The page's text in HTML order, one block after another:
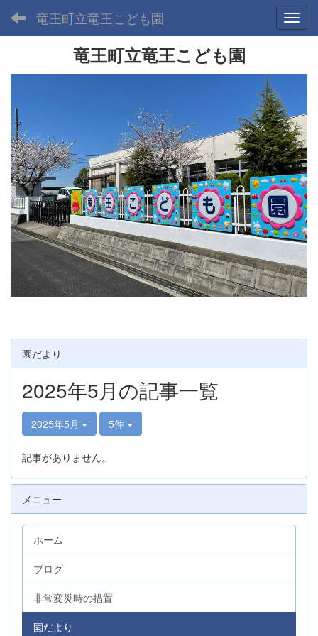
竜王町立竜王こども園
竜王町立竜王こども園
園だより
2025年5月の記事一覧
2025年5月 5件
記事がありません。
メニュー
ホーム
ブログ
非常変災時の措置
園だより